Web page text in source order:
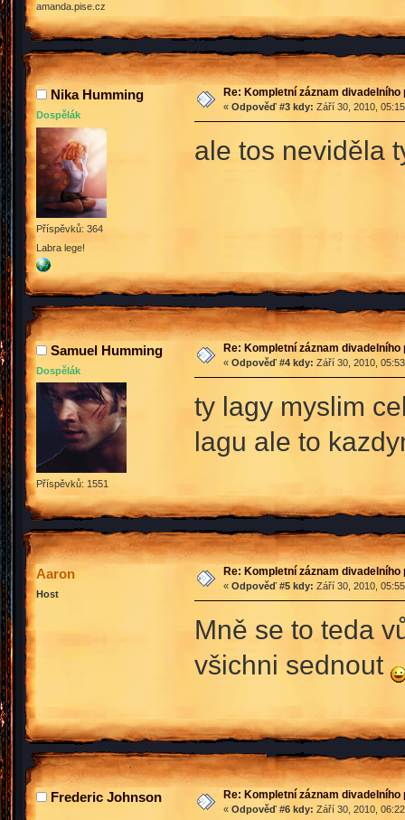
amanda.pise.cz
Nika Humming
Dospělák
Příspěvků: 364
Labra lege!
Re: Kompletní záznam
« Odpověď #3 kdy: Září 30, 2010,
ale tos neviděla
Samuel Humming
Dospělák
Příspěvků: 1551
Re: Kompletní záznam
« Odpověď #4 kdy: Září 30, 2010,
ty lagy myslim
lagu ale to
Aaron
Host
Re: Kompletní záznam
« Odpověď #5 kdy: Září 30, 2010,
Mně se to teda
všichni sednout
Frederic Johnson Re: Kompletní záznam
« Odpověď #6 kdy: Září 30, 2010,